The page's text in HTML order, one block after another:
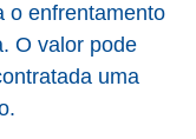
o enfrentamento
O valor pode
uma